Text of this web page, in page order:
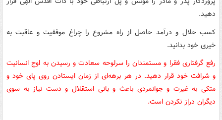
دهید.
کسب حلال و درآمد حاصل از راه مشروع را چراغ موفقیت و عاقبت به
خیری خود بدانید.
رفع گرفتاری فقرا و مستمندان را سرلوحه سعادت و رسیدن به اوج انسانیت
و شرافت خود قرار دهید. در هر برهه‌ای از زمان ایستادن روی پای خود و
متکی به غیرت و جوانمردی باعث و بانی استقلال و دست نیاز به سوی
دیگران دراز نکردن است.